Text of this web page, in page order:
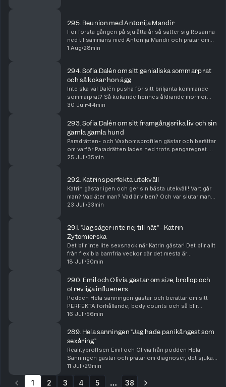
295. Reunion med Antonija Mandir
För första gången på sju åtta år så sätter sig Rosanna
ned tillsammans med Antonija Mandir och pratar om
livet, löpningen, dåliga knän och framförallt hennes
1 Aug 28min
294. Sofia Dalén om sitt genialiska sommarprat
och så kokar hon ägg
Inte ska väl Dalén pusha för sitt briljanta kommande
sommarprat? Så kokande hennes åldrande mormor
ägg och så avslöjar hon vad hon gjorde med 2000
busskortsfodral....
30 Juli 44min
293. Sofia Dalén om sitt framgångsrika liv och sin
gamla gamla hund
Paradrätten- och Vaxhomsprofilen gästar och berättar
om varför Paradrätten lades ned trots pengaregnet.
Men också om två tillfällen i närtid som hon blivit lurad
25 Juli 35min
292. Katrins perfekta utekväll
Katrin gästar igen och ger sin bästa utekväll! Vart går
man? Vad äter man? Vad är viben? Och var slutar man
liggandes på dansgolvet?
23 Juli 33min
291. ”Jag säger inte nej till nåt” - Katrin
Zytomierska
Det blir inte lite sexsnack när Katrin gästar! Det blir allt
från flexibla barnfria veckor där det mesta är
välkommet till oldies.
18 Juli 30min
290. Emil och Olivia gästar om size, bröllop och
otrevliga influeners
Podden Hela sanningen gästar och berättar om sitt
PERFEKTA förhållande, body counts och så blir
Rosanna lite lite sugen.
16 Juli 56min
289. Hela sanningen ”Jag hade panikångest som
sexåring”
Realityproffsen Emil och Olivia från podden Hela
Sanningen gästar och pratar om diagnoser, det sjuka i
att åka på partyresa som 16-åring och Emils fas som
epa-raggare.
11 Juli 29min
1 2 3 4 5 38